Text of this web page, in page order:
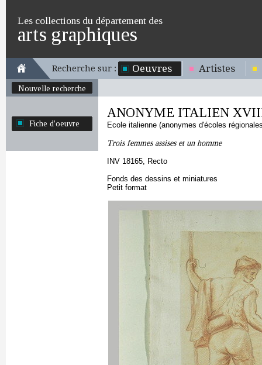
Les collections du département des
arts graphiques
Recherche sur : Oeuvres Artistes
Nouvelle recherche
Fiche d'oeuvre
ANONYME ITALIEN
Ecole italienne (anonymes d'écoles
Trois femmes assises et un homme
INV 18165, Recto
Fonds des dessins et miniatures
Petit format